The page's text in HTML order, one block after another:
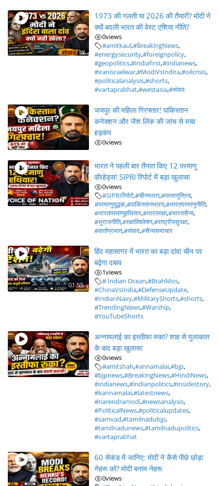
1973 की गलती या 2026 की तैयारी? मोदी ने
क्यों बदली भारत की वेस्ट एशिया नीति?
0views
#amitkaul,#BreakingNews,
#energysecurity,#foreignpolicy,
#geopolitics,#indiafirst,#indianews,
#iranisraelwar,#ModiVsIndira,#oilcrisis,
#politicalanalysis,#shorts,
#vartaprabhat,#westasia,#संवाद
जयपुर की महिला गिरफ्तार! पाकिस्तान
कनेक्शन और जैश लिंक की जांच से मचा
हड़कंप
0views
भारत ने पहली बार तैनात किए 12 परमाणु
वॉरहेड्स! SIPRI रिपोर्ट में बड़ा खुलासा
0views
#SIPRIरिपोर्ट,#चीनभारत,#परमाणुत्रिय,
#परमाणुयुद्धक,#पाकिस्तानभारत,#भारतपरमाणुनीति,
#भारतपरमाणुहथियार,#भारतरक्षा,#भारतसैन्य,
#भूराजनीति,#रक्षाविश्लेषण,#राष्ट्रीयसुरक्षा,
#वार्ताप्रभात,#संवाद,#सैन्यसमाचार
01:55
हिंद महासागर में भारत का बड़ा दांव! चीन पर
बढ़ेगा दबाव
1views
# Indian Ocean,#BrahMos,
#ChinaVsIndia,#DefenseUpdate,
#IndianNavy,#MilitaryShorts,#shorts,
#TrendingNews,#Warship,
#YouTubeShorts
अन्नामलाई का इस्तीफा रुका? शाह से मुलाकात
के बाद बड़ा खुलासा
0views
#amitshah,#annamalai,#bjp,
#bjpnews,#BreakingNews,#HindiNews,
#indianews,#indianpolitics,#insidestory,
#kannamalai,#latestnews,
#narendramodi,#newsanalysis,
#PoliticalNews,#politicalupdates,
#samvad,#tamilnadubjp,
#tamilnadunews,#tamilnadupolitics,
#vartaprabhat
60 सेकंड में जानिए: मोदी ने कैसे पीछे छोड़ा
नेहरू को? मोदी बनाम नेहरू
0views